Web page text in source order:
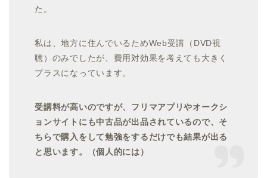
た。
私は、地方に住んでいるためWeb受講（DVD視
聴）のみでしたが、費用対効果を考えても大きく
プラスになっています。
受講料が高いのですが、フリマアプリやオークシ
ョンサイトにも中古品が出品されているので、そ
ちらで購入をして勉強をするだけでも結果が出る
と思います。（個人的には）